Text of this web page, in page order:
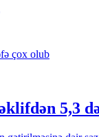
5,3